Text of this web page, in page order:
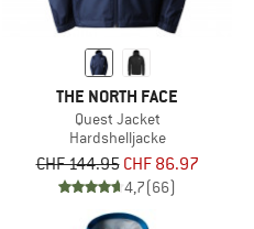
THE NORTH FACE
Quest Jacket
Hardshelljacke
CHF 144.95 CHF 86.97
4,7(66)